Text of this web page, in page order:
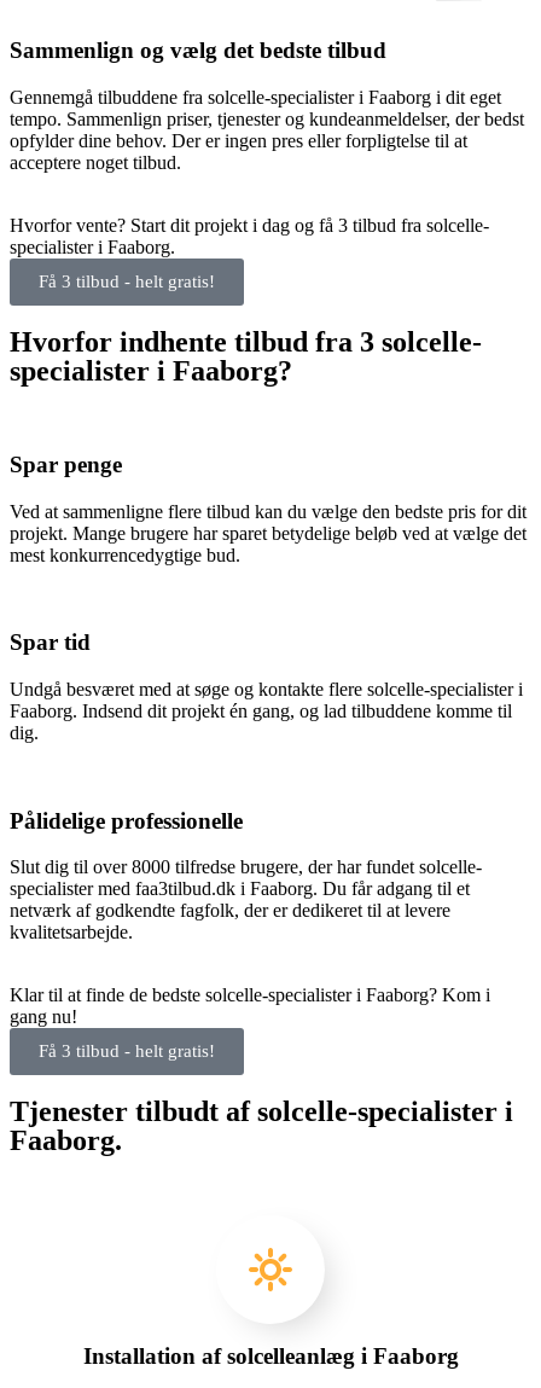
Sammenlign og vælg det bedste tilbud
Gennemgå tilbuddene fra solcelle-specialister i Faaborg i dit eget
tempo. Sammenlign priser, tjenester og kundeanmeldelser, der bedst
opfylder dine behov. Der er ingen pres eller forpligtelse til at
acceptere noget tilbud.
Hvorfor vente? Start dit projekt i dag og få 3 tilbud fra solcelle-
specialister i Faaborg.
Få 3 tilbud - helt gratis!
Hvorfor indhente tilbud fra 3 solcelle-
specialister i Faaborg?
Spar penge
Ved at sammenligne flere tilbud kan du vælge den bedste pris for dit
projekt. Mange brugere har sparet betydelige beløb ved at vælge det
mest konkurrencedygtige bud.
Spar tid
Undgå besværet med at søge og kontakte flere solcelle-specialister i
Faaborg. Indsend dit projekt én gang, og lad tilbuddene komme til
dig.
Pålidelige professionelle
Slut dig til over 8000 tilfredse brugere, der har fundet solcelle-
specialister med faa3tilbud.dk i Faaborg. Du får adgang til et
netværk af godkendte fagfolk, der er dedikeret til at levere
kvalitetsarbejde.
Klar til at finde de bedste solcelle-specialister i Faaborg? Kom i
gang nu!
Få 3 tilbud - helt gratis!
Tjenester tilbudt af solcelle-specialister i
Faaborg.
Installation af solcelleanlæg i Faaborg